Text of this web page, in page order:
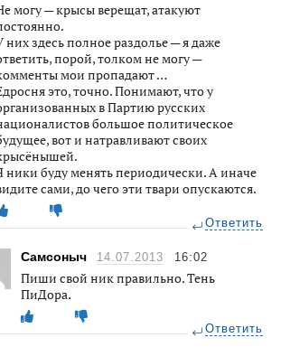
могу — крысы верещат, атакуют
них здесь полное раздолье — я даже
порой, толком не могу —
мои пропадают …
это, точно. Понимают, что у
в Партию русских
большое политическое
вот и натравливают своих
ники буду менять периодически. А иначе
сами, до чего эти твари опускаются.
Ответить
Самсоныч 14.07.2013 16:02
Пиши свой ник правильно. Тень
ПиДора.
Ответить